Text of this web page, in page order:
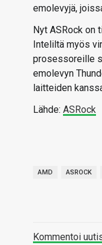
emolevyjä,
Nyt ASRock on
Inteliltä myös
prosessoreille
emolevyn
laitteiden
Lähde: ASRock
AMD ASROCK
Kommentoi